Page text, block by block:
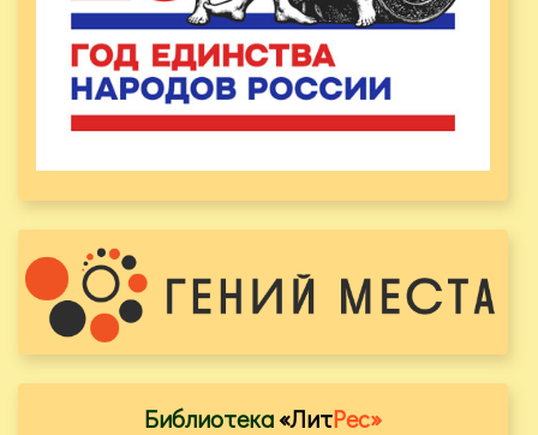
Библиотека«ЛитРес»